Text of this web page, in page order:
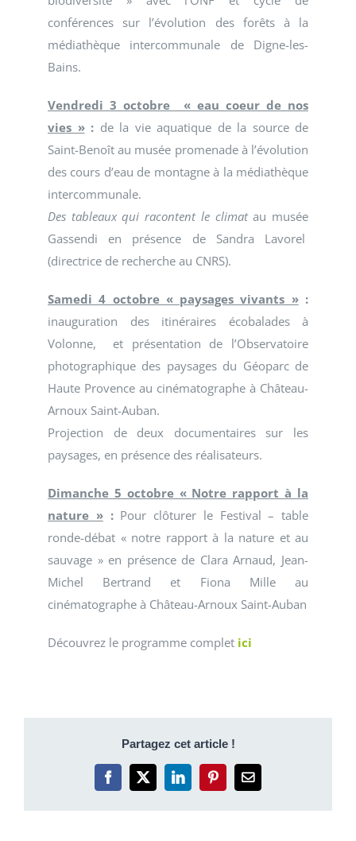
conférences sur l’évolution des forêts à la
médiathèque intercommunale de Digne-les-
Bains.
Vendredi 3 octobre « eau coeur de nos
vies »: de la vie aquatique de la source de
Saint-Benoît au musée promenade à l’évolution
des cours d’eau de montagne à la médiathèque
intercommunale.
Des tableaux qui racontent le climatau musée
Gassendi en présence de Sandra Lavorel
(directrice de recherche au CNRS).
Samedi 4 octobre « paysages vivants »:
inauguration des itinéraires écobalades à
Volonne, et présentation de l’Observatoire
photographique des paysages du Géoparc de
Haute Provence au cinématographe à Château-
Arnoux Saint-Auban.
Projection de deux documentaires sur les
paysages, en présence des réalisateurs.
Dimanche 5 octobre « Notre rapport à la
nature »:Pour clôturer le Festival – table
ronde-débat « notre rapport à la nature et au
sauvage » en présence de Clara Arnaud, Jean-
Michel Bertrand et Fiona Mille au
cinématographe à Château-Arnoux Saint-Auban
Découvrez le programme complet ici
Partagez cet article !
Facebook
X LinkedInPinterestEmail